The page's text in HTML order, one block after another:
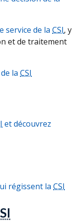
service de la CSI, y
et de traitement
la CSI
et découvrez
régissent la CSI